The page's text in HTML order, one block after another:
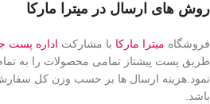
روش های ارسال در میترا مارکا
فروشگاه میترا مارکا با مشارکت اداره پست
طریق پست پیشتاز تمامی محصولات را به
نمود.هزینه ارسال ها بر حسب وزن کل
باشد.